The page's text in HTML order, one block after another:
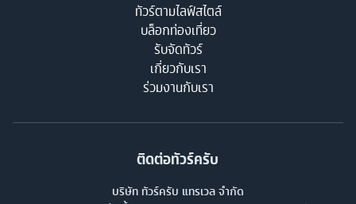
ทัวร์ตามไลฟ์สไตล์
บล็อกท่องเที่ยว
รับจัดทัวร์
เกี่ยวกับเรา
ร่วมงานกับเรา
ติดต่อทัวร์ครับ
บริษัท ทัวร์ครับ แทรเวล จำกัด